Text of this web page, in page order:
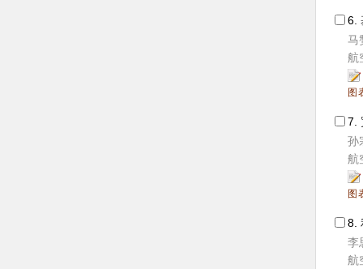
6.
马
航
图
7.
孙
航
图
8.
李
航